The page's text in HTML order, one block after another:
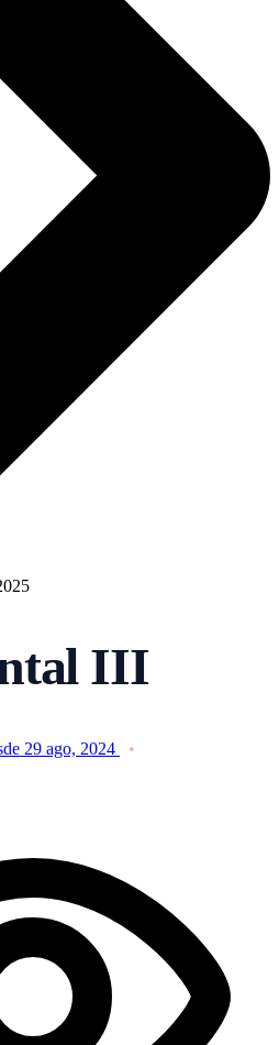
III
29 ago, 2024